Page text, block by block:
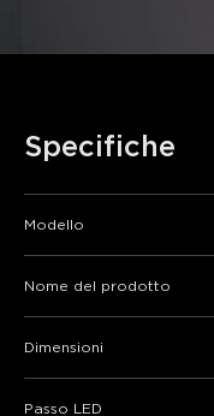
Specifiche
Modello
Nome del prodotto
Dimensioni
Passo LED